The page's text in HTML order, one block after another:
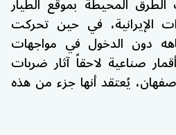
الإيرانية، في حين تحركت
دون الدخول في مواجهات
صناعية لاحقاً آثار ضربات
يُعتقد أنها جزء من هذه